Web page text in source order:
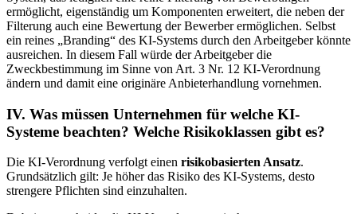
ermöglicht, eigenständig um Komponenten erweitert, die neben der
Filterung auch eine Bewertung der Bewerber ermöglichen. Selbst
ein reines „Branding“ des KI-Systems durch den Arbeitgeber könnte
ausreichen. In diesem Fall würde der Arbeitgeber die
Zweckbestimmung im Sinne von Art. 3 Nr. 12 KI-Verordnung
ändern und damit eine originäre Anbieterhandlung vornehmen.
IV. Was müssen Unternehmen für welche KI-
Systeme beachten? Welche Risikoklassen gibt es?
Die KI-Verordnung verfolgt einen risikobasierten Ansatz.
Grundsätzlich gilt: Je höher das Risiko des KI-Systems, desto
strengere Pflichten sind einzuhalten.